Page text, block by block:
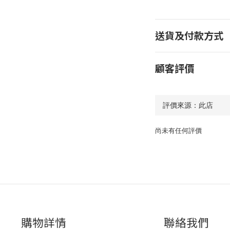
送貨及付款方式
顧客評價
尚未有任何評價
購物詳情 聯絡我們